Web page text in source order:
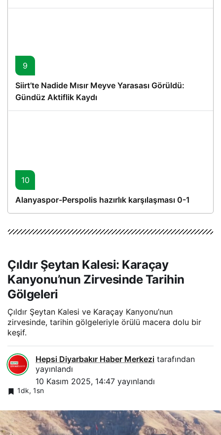
Proje
9
Siirt’te Nadide Mısır Meyve Yarasası Görüldü:
Gündüz Aktiflik Kaydı
10
Alanyaspor-Perspolis hazırlık karşılaşması 0-1
Çıldır Şeytan Kalesi: Karaçay
Kanyonu’nun Zirvesinde Tarihin
Gölgeleri
Çıldır Şeytan Kalesi ve Karaçay Kanyonu’nun
zirvesinde, tarihin gölgeleriyle örülü macera dolu bir
keşif.
Hepsi Diyarbakır Haber Merkezi tarafından
yayınlandı
10 Kasım 2025, 14:47 yayınlandı
1dk, 1sn